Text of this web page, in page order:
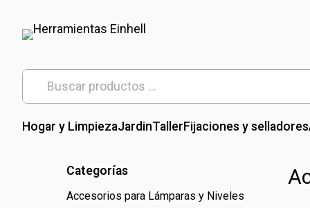
Buscar
por:
Hogar y LimpiezaJardinTallerFijaciones y selladores
Categorías
Accesorios para Lámparas y Niveles